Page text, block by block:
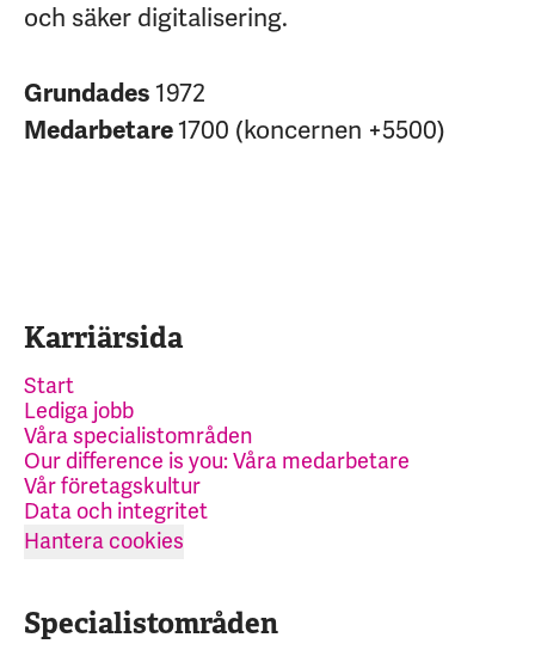
och säker digitalisering.
Grundades1972
Medarbetare1700 (koncernen +5500)
Karriärsida
Start
Lediga jobb
Våra specialistområden
Our difference is you: Våra medarbetare
Vår företagskultur
Data och integritet
Hantera cookies
Specialistområden